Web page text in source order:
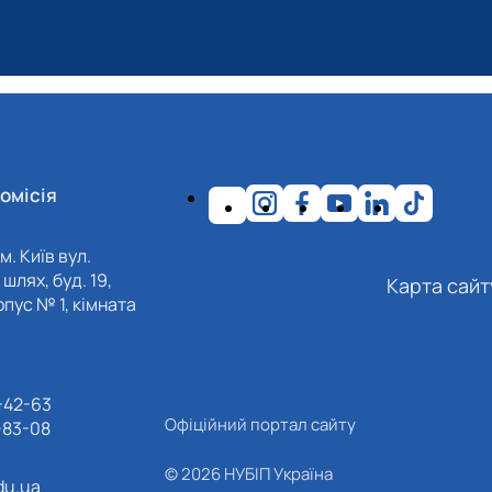
Київ вул.
шлях, буд. 19,
№ 1, кімната
63
08
Карта
Офіційний портал сайту
© 2026 НУБІП Україна